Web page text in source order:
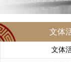
文体
文体